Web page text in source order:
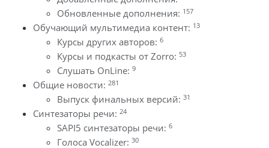
Обновленные дополнения: 157
Обучающий мультимедиа контент: 13
Курсы других авторов: 6
Курсы и подкасты от Zorro: 53
Слушать OnLine: 9
Общие новости: 281
Выпуск финальных версий: 31
Синтезаторы речи: 24
SAPI5 синтезаторы речи: 6
Голоса Vocalizer: 30